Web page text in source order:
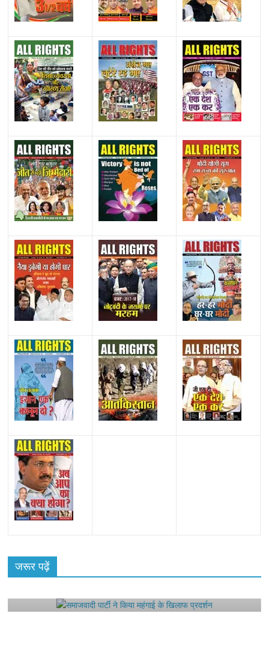
जरूर पढ़ें
राजनीतिक
समाजवादी पार्टी ने किया महंगाई के खिलाफ प्रदर्शन